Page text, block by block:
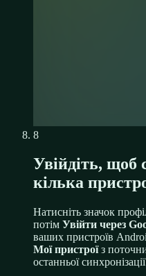
8
Увійдіть, щоб
кілька
Натисніть значок
потім Увійти через
ваших пристроїв
Мої пристрої з
останньої